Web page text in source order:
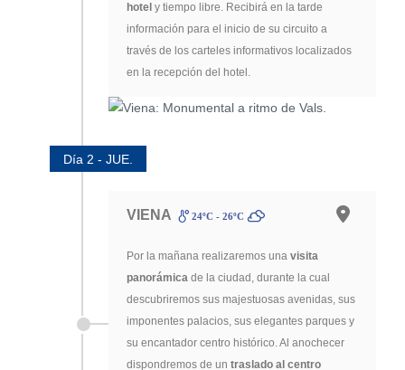
hotel y tiempo libre. Recibirá en la tarde
información para el inicio de su circuito a
través de los carteles informativos localizados
en la recepción del hotel.
Día 2 - JUE.
VIENA 24ºC - 26ºC
Por la mañana realizaremos una visita
panorámica de la ciudad, durante la cual
descubriremos sus majestuosas avenidas, sus
imponentes palacios, sus elegantes parques y
su encantador centro histórico. Al anochecer
dispondremos de un traslado al centro